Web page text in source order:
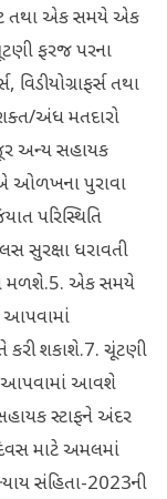
તથા એક સમયે એક
ફરજ પરના
વિડીયોગ્રાફર્સ તથા
અંધ મતદારો
અન્ય સહાયક
ઓળખના પુરાવા
પરિસ્થિતિ
સુરક્ષા ધરાવતી
મળશે.5. એક સમયે
આપવામાં
કરી શકાશે.7. ચૂંટણી
આપવામાં આવશે
સ્ટાફને અંદર
માટે અમલમાં
સંહિતા-2023ની